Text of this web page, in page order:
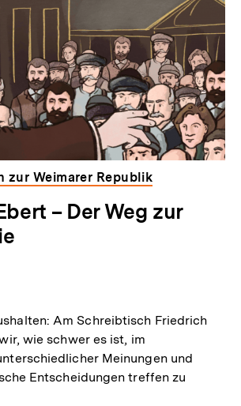
zur Weimarer Republik
– Der Weg zur
Am Schreibtisch Friedrich
wie schwer es ist, im
Meinungen und
Entscheidungen treffen zu